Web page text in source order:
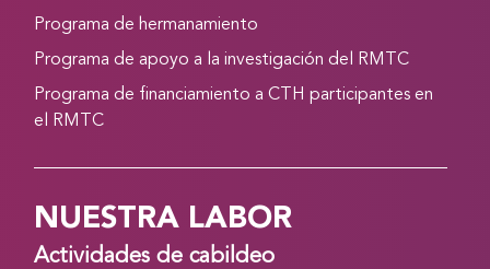
Programa de hermanamiento
Programa de apoyo a la investigación del RMTC
Programa de financiamiento a CTH participantes en
el RMTC
NUESTRA LABOR
Actividades de cabildeo